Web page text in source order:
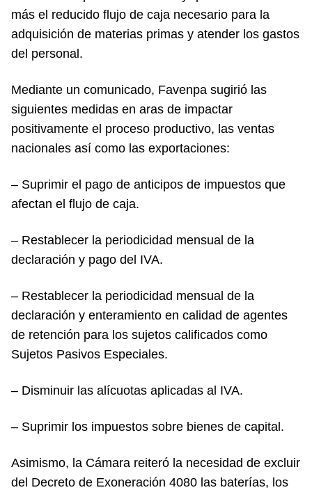
más el reducido flujo de caja necesario para la
adquisición de materias primas y atender los gastos
del personal.
Mediante un comunicado, Favenpa sugirió las
siguientes medidas en aras de impactar
positivamente el proceso productivo, las ventas
nacionales así como las exportaciones:
– Suprimir el pago de anticipos de impuestos que
afectan el flujo de caja.
– Restablecer la periodicidad mensual de la
declaración y pago del IVA.
– Restablecer la periodicidad mensual de la
declaración y enteramiento en calidad de agentes
de retención para los sujetos calificados como
Sujetos Pasivos Especiales.
– Disminuir las alícuotas aplicadas al IVA.
– Suprimir los impuestos sobre bienes de capital.
Asimismo, la Cámara reiteró la necesidad de excluir
del Decreto de Exoneración 4080 las baterías, los